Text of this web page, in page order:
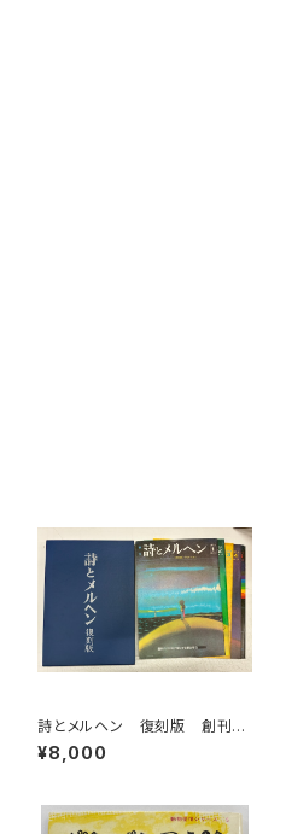
詩とメルヘン 復刻版 創刊号
から５号 1973年 サンリオ出
版
¥8,000